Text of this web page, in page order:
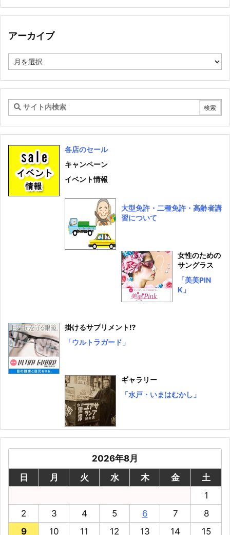
カ
ゴ
ー
アーカイブ
ー
イ
各店のセール
キャンペーン
イベント情報
大型免許・二種免許・高齢者講
習について
女性のための
サングラス
「美美PIN
K」
掛けるサプリメント⁉
「ウルトラガード」
ギャラリー
「水戸・いまはむかし」
2026年8月
日
月 火 水 木 金
土
1
2
3 4 5 6 7
8
9
10 11 12 13 14
15